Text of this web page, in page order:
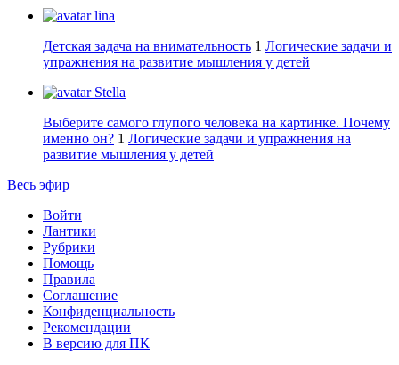
lina
Детская задача на внимательность 1 Логические задачи и
упражнения на развитие мышления у детей
Stella
Выберите самого глупого человека на картинке. Почему
именно он? 1 Логические задачи и упражнения на
развитие мышления у детей
Весь эфир
Войти
Лантики
Рубрики
Помощь
Правила
Соглашение
Конфиденциальность
Рекомендации
В версию для ПК